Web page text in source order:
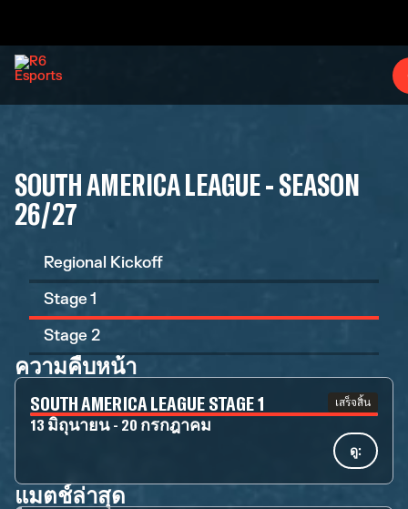
SOUTH AMERICA LEAGUE - SEASON
26/27
Regional Kickoff
Stage 1
Stage 2
ความคืบหน้า
SOUTH AMERICA LEAGUE STAGE 1 เสร็จสิ้น
13 มิถุนายน - 20 กรกฎาคม
ดู:
แมตช์ล่าสุด